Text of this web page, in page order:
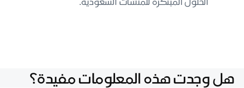
هل وجدت هذه المعلومات مفيدة؟